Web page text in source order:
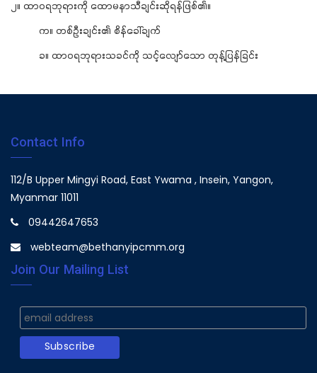
၂။ ထာဝရဘုရားကို ထောမနာသီချင်းဆိုရန်ဖြစ်၏။
က။ တစ်ဦးချင်း၏ စိန်ခေါ်ချက်
ခ။ ထာဝရဘုရားသခင်ကို သင့်လျော်သော တုန့်ပြန်ခြင်း
Contact Info
112/B Upper Mingyi Road, East Ywama , Insein, Yangon,
Myanmar 11011
09442647653
webteam@bethanyipcmm.org
Join Our Mailing List